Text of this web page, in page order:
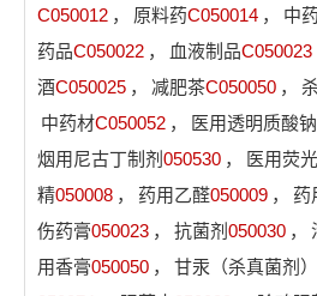
C050012 ， 原料药C050014 ， 中
药品C050022 ， 血液制品C050023
酒C050025 ， 减肥茶C050050 ，
中药材C050052 ， 医用透明质酸
烟用尼古丁制剂 050530 ， 医用荧
精050008 ， 药用乙醛050009 ， 药
伤药膏050023 ， 抗菌剂 050030 ，
用香膏050050 ， 甘汞（杀真菌剂）